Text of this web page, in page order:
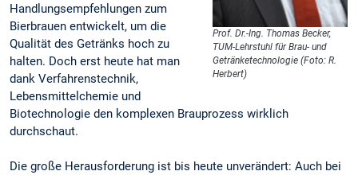
Prof. Dr.-Ing. Thomas Becker,
TUM-Lehrstuhl für Brau- und
Getränketechnologie (Foto: R.
Herbert)
Handlungsempfehlungen zum
Bierbrauen entwickelt, um die
Qualität des Getränks hoch zu
halten. Doch erst heute hat man
dank Verfahrenstechnik,
Lebensmittelchemie und
Biotechnologie den komplexen Brauprozess wirklich
durchschaut.
Die große Herausforderung ist bis heute unverändert: Auch bei